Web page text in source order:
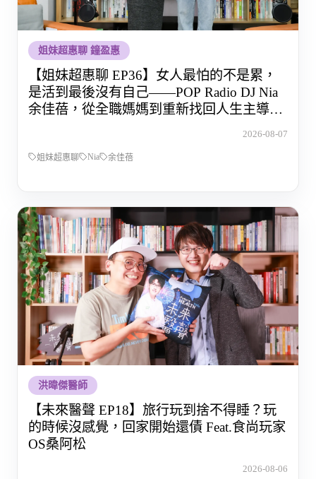
姐妹超惠聊 鐘盈惠
【姐妹超惠聊 EP36】女人最怕的不是累，
是活到最後沒有自己——POP Radio DJ Nia
余佳蓓，從全職媽媽到重新找回人生主導權
2026-08-07
姐妹超惠聊 Nia 余佳蓓
洪暐傑醫師
【未來醫聲 EP18】旅行玩到捨不得睡？玩
的時候沒感覺，回家開始還債 Feat.食尚玩家
OS桑阿松
2026-08-06